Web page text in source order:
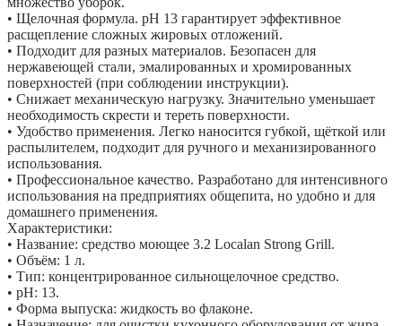
• Щелочная формула. pH 13 гарантирует эффективное
расщепление сложных жировых отложений.
• Подходит для разных материалов. Безопасен для
нержавеющей стали, эмалированных и хромированных
поверхностей (при соблюдении инструкции).
• Снижает механическую нагрузку. Значительно уменьшает
необходимость скрести и тереть поверхности.
• Удобство применения. Легко наносится губкой, щёткой или
распылителем, подходит для ручного и механизированного
использования.
• Профессиональное качество. Разработано для интенсивного
использования на предприятиях общепита, но удобно и для
домашнего применения.
Характеристики:
• Название: средство моющее 3.2 Localan Strong Grill.
• Объём: 1 л.
• Тип: концентрированное сильнощелочное средство.
• pH: 13.
• Форма выпуска: жидкость во флаконе.